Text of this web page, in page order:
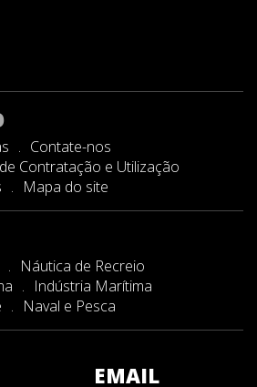
Contate-nos
Contratação e Utilização
Mapa do site
Náutica de Recreio
Indústria Marítima
Naval e Pesca
EMAIL